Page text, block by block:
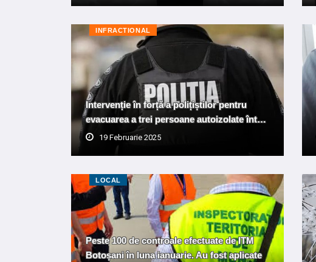
INFRACTIONAL
Intervenție în forță a polițiștilor pentru
evacuarea a trei persoane autoizolate înt…
19 Februarie 2025
LOCAL
Peste 100 de controale efectuate de ITM
Botoșani în luna ianuarie. Au fost aplicate